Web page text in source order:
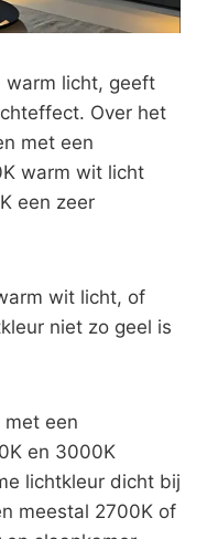
warm licht, geeft
Over het
met een
warm wit licht
een zeer
wit licht, of
niet zo geel is
met een
en 3000K
lichtkleur dicht bij
meestal 2700K of